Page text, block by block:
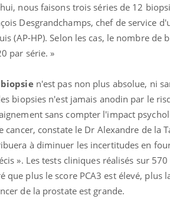
nous faisons trois séries de 12
Desgrandchamps, chef de service
(AP-HP). Selon les cas, le nombre de
par série. »
n'est pas non plus absolue, ni
biopsies n'est jamais anodin par le
sans compter l'impact
cancer, constate le Dr Alexandre de la
à diminuer les incertitudes en
». Les tests cliniques réalisés sur 570
que plus le score PCA3 est élevé, plus
de la prostate est grande.